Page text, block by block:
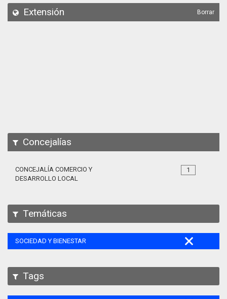
API
Extensión Borrar
Concejalías
1
CONCEJALÍA COMERCIO Y
DESARROLLO LOCAL
Temáticas
SOCIEDAD Y BIENESTAR
Tags